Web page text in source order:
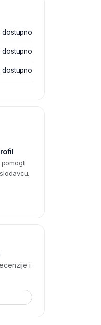
dostupno
dostupno
dostupno
i